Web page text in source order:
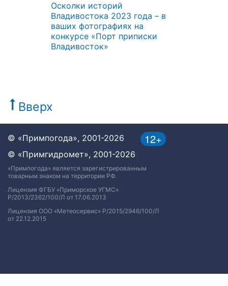
Осколки историй
Владивостока 2023 года – в
ваших фотографиях на
конкурсе «Порт приписки
Владивосток»
Вверх
12+
© «Примпогода», 2001-2026
© «Примгидромет», 2001-2026
«Примпогода» является зарегистрированным
товарным знаком на территории РФ.
Лицензия ФГБУ «Приморское УГМС»
Р/2013/2362/100/Л от 17.06.2013
Лицензия ООО «Метеосервис» Р/2015/2946/100/Л
от 22.12.2015